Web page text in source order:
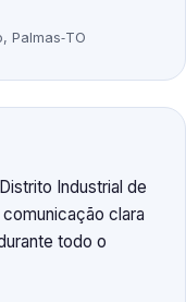
Palmas‑TO
Industrial de
comunicação clara
todo o